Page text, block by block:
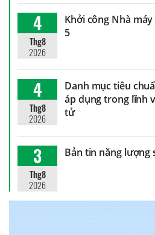
4
Thg8
2026
Khởi công Nhà
5
4
Thg8
2026
Danh mục tiêu
áp dụng trong lĩnh
tử
3
Thg8
2026
Bản tin năng lượng